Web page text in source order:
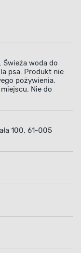
Świeża woda do
psa. Produkt nie
pożywienia.
Nie do
100, 61-005